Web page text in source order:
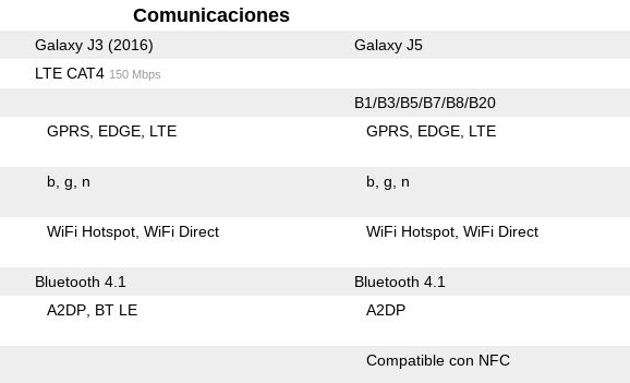
Comunicaciones
Galaxy J3 (2016) Galaxy J5
LTE CAT4 150 Mbps
B1/B3/B5/B7/B8/B20
GPRS EDGE LTE GPRS EDGE LTE
b g n b g n
WiFi Hotspot WiFi Direct WiFi Hotspot WiFi Direct
Bluetooth 4.1 Bluetooth 4.1
A2DP BT LE A2DP
Compatible con NFC